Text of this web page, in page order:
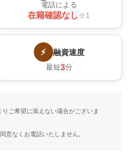
電話による
在籍確認なし ※1
⚡ 融資速度
最短3分
ご希望に添えない場合がございま
意なくお電話いたしません。